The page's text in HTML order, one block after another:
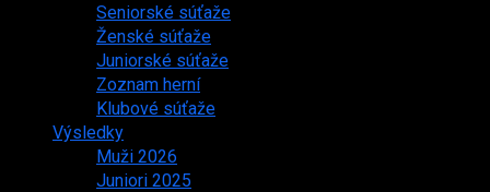
Seniorské súťaže
Ženské súťaže
Juniorské súťaže
Zoznam herní
Klubové súťaže
Výsledky
Muži 2026
Juniori 2025